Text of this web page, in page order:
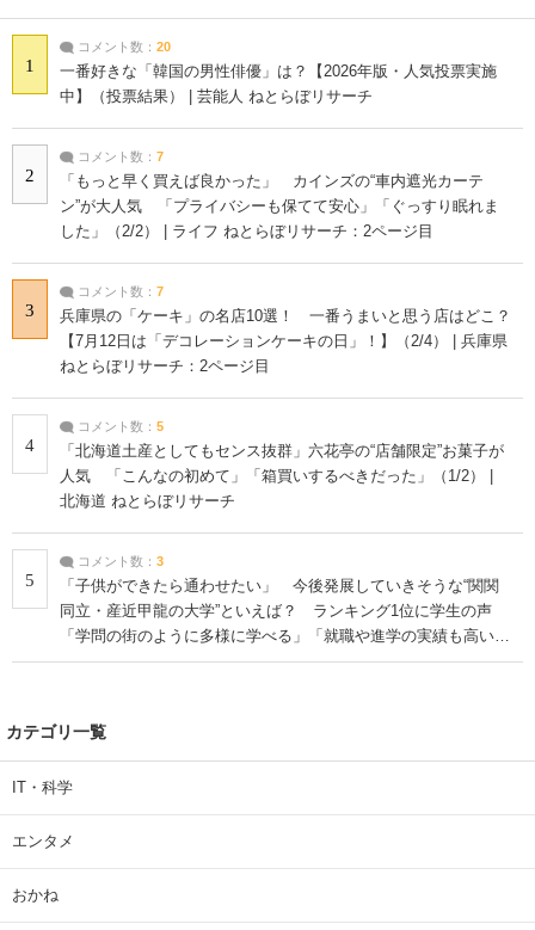
1
コメント数： 20
一番好きな「韓国の男性俳優」は？【2026年版・人気投票実施
中】（投票結果） | 芸能人 ねとらぼリサーチ
2
コメント数： 7
「もっと早く買えば良かった」 カインズの“車内遮光カーテ
ン”が大人気 「プライバシーも保てて安心」「ぐっすり眠れま
した」（2/2） | ライフ ねとらぼリサーチ：2ページ目
3
コメント数： 7
兵庫県の「ケーキ」の名店10選！ 一番うまいと思う店はどこ？
【7月12日は「デコレーションケーキの日」！】（2/4） | 兵庫県
ねとらぼリサーチ：2ページ目
4
コメント数： 5
「北海道土産としてもセンス抜群」六花亭の“店舗限定”お菓子が
人気 「こんなの初めて」「箱買いするべきだった」（1/2） |
北海道 ねとらぼリサーチ
5
コメント数： 3
「子供ができたら通わせたい」 今後発展していきそうな“関関
同立・産近甲龍の大学”といえば？ ランキング1位に学生の声
「学問の街のように多様に学べる」「就職や進学の実績も高い」
| 大学 ねとらぼリサーチ
カテゴリ一覧
IT・科学
エンタメ
おかね